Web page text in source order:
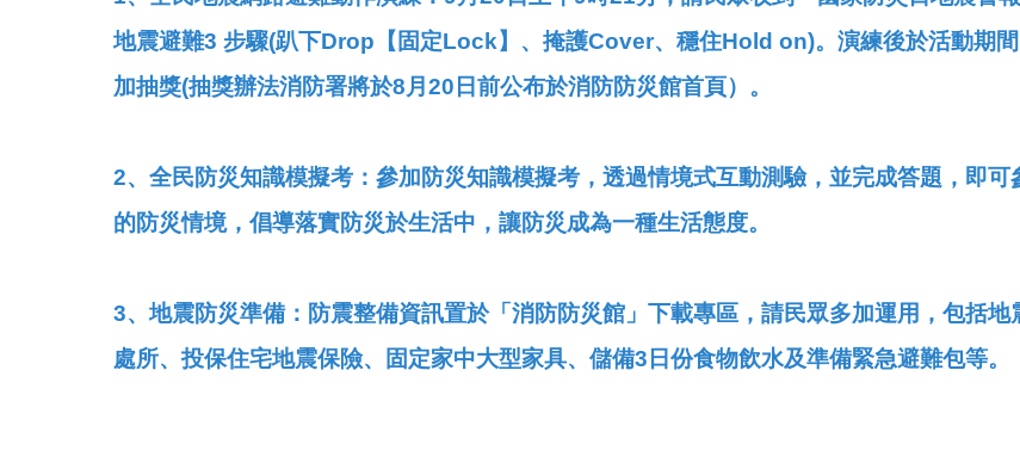
地震避難3 步驟(趴下Drop【固定Lock】、掩護Cover、穩住Hold on)。演練後於活動期
加抽獎(抽獎辦法消防署將於8月20日前公布於消防防災館首頁）。
2、全民防災知識模擬考：參加防災知識模擬考，透過情境式互動測驗，並完成答題，即
的防災情境，倡導落實防災於生活中，讓防災成為一種生活態度。
3、地震防災準備：防震整備資訊置於「消防防災館」下載專區，請民眾多加運用，包括
處所、投保住宅地震保險、固定家中大型家具、儲備3日份食物飲水及準備緊急避難包等。